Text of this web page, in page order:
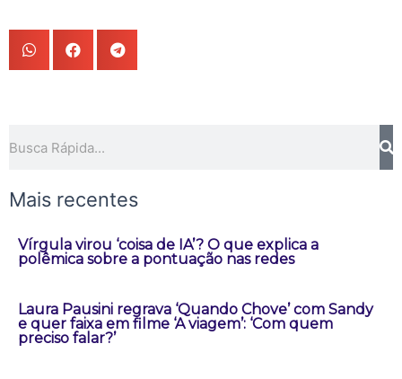
Mais recentes
Vírgula virou ‘coisa de IA’? O que explica a
polêmica sobre a pontuação nas redes
Laura Pausini regrava ‘Quando Chove’ com Sandy
e quer faixa em filme ‘A viagem’: ‘Com quem
preciso falar?’